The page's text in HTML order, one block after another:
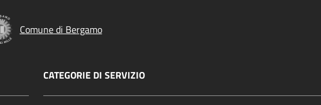
Comune di Bergamo
CATEGORIE DI SERVIZIO